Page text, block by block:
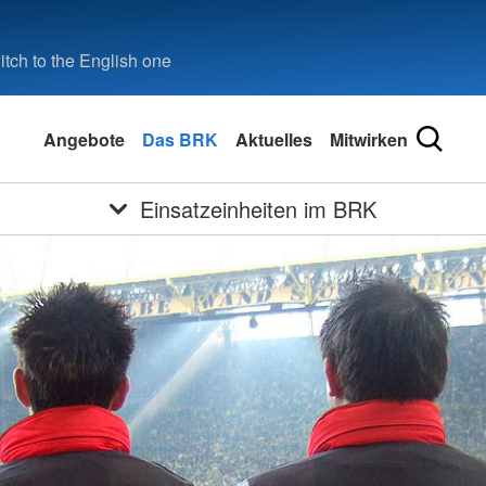
to the English one
Angebote Das BRK Aktuelles Mitwirken
Einsatzeinheiten im BRK